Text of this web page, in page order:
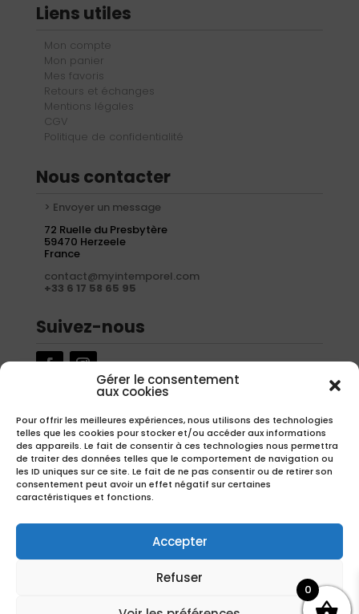
Gérer le consentement
aux cookies
Pour offrir les meilleures expériences, nous utilisons des technologies
telles que les cookies pour stocker et/ou accéder aux informations
des appareils. Le fait de consentir à ces technologies nous permettra
de traiter des données telles que le comportement de navigation ou
les ID uniques sur ce site. Le fait de ne pas consentir ou de retirer son
consentement peut avoir un effet négatif sur certaines
caractéristiques et fonctions.
Accepter
Refuser
Liens utiles
Mon compte
Mon panier
Mes favoris
Retours et échanges
Mentions légales
CGV
Politique de confidentialité
Nous contacter
> Envoyer un message
72 Ruelle du Presbytère
59470 Herzeele
France
contact@myintemporel.com
+33 6 17 58 65 95
Suivez-nous
Inscrivez-vous à notre newsletter pour recevoir nos offres
exclusives.
S'inscrire
0